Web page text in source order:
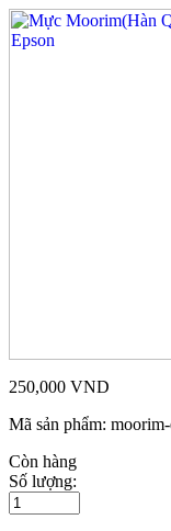
250,000 VND
Mã sản phẩm: moorim-
Còn hàng
Số lượng: